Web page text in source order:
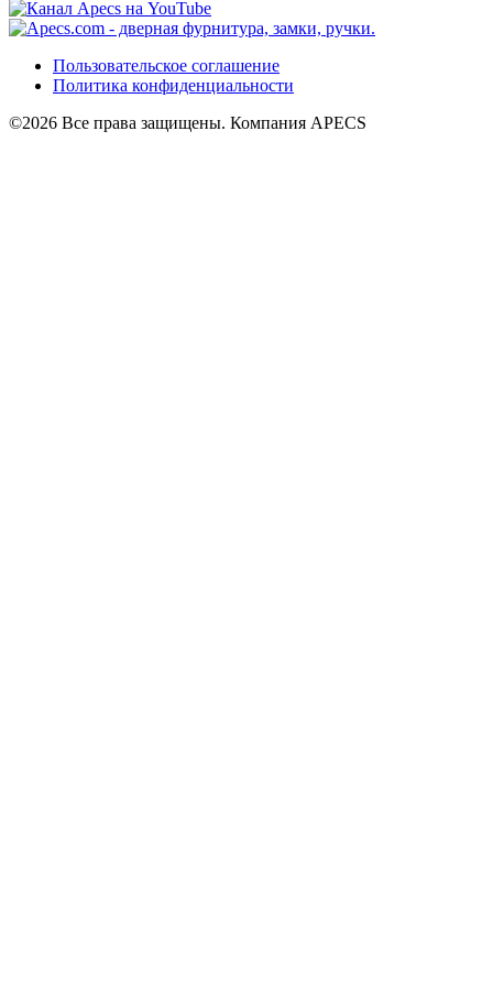
Пользовательское соглашение
Политика конфиденциальности
©2026 Все права защищены. Компания APECS